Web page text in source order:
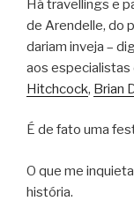
Há travellings e
de Arendelle, do
dariam inveja –
aos especialistas
Hitchcock, Brian
É de fato uma
O que me
história.